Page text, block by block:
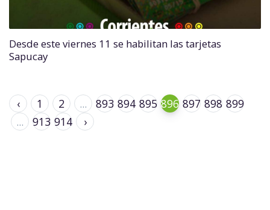
Desde este viernes 11 se habilitan las tarjetas
Sapucay
‹ 1 2 ... 893 894 895 896 897 898 899
...
913 914 ›